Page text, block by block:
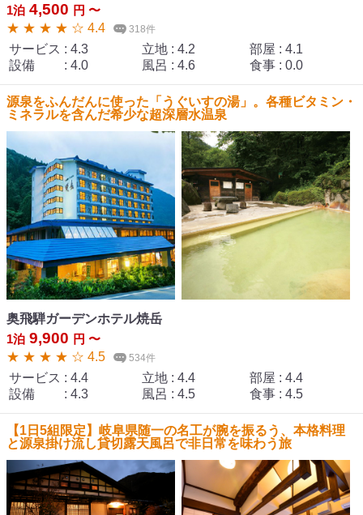
1泊 4,500 円 〜
★ ★ ★ ★ ☆ 4.4
318件
サービス : 4.3 立地 : 4.2 部屋 : 4.1
設備
: 4.0 風呂 : 4.6 食事 : 0.0
源泉をふんだんに使った「うぐいすの湯」。各種ビタミン・
ミネラルを含んだ希少な超深層水温泉
奥飛騨ガーデンホテル焼岳
1泊 9,900 円 〜
★ ★ ★ ★ ☆ 4.5
534件
サービス : 4.4 立地 : 4.4 部屋 : 4.4
設備
: 4.3 風呂 : 4.5 食事 : 4.5
【1日5組限定】岐阜県随一の名工が腕を振るう、本格料理
と源泉掛け流し貸切露天風呂で非日常を味わう旅